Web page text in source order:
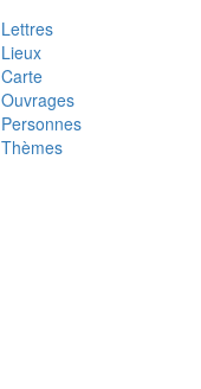
Lettres
Lieux
Carte
Ouvrages
Personnes
Thèmes